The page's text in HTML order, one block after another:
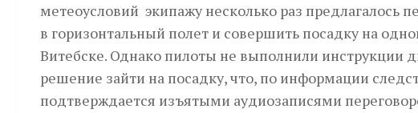
метеоусловий экипажу несколько раз предлагалось
в горизонтальный полет и совершить посадку на
Витебске. Однако пилоты не выполнили инструкции
решение зайти на посадку, что, по информации
подтверждается изъятыми аудиозаписями